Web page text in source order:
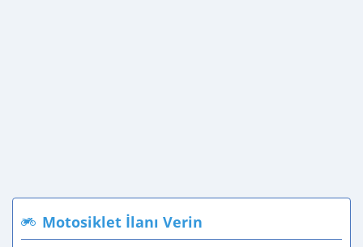
Motosiklet İlanı Verin